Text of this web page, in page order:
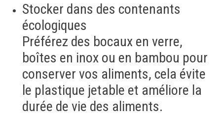
Stocker dans des contenants
écologiques
Préférez des bocaux en verre,
boîtes en inox ou en bambou pour
conserver vos aliments, cela évite
le plastique jetable et améliore la
durée de vie des aliments.